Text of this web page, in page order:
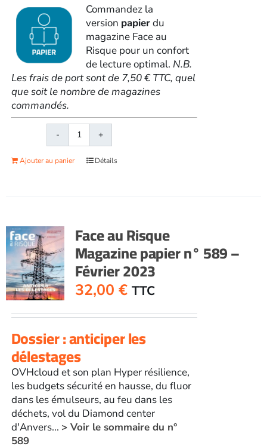
Commandez la
version papierdu
magazine Face au
Risque pour un confort
de lecture optimal. N.B.
Les frais de port sont de 7,50 € TTC, quel
que soit le nombre de magazines
commandés.
quantité
de
Face
586
-
Octobre
2022
Ajouter au panier Détails
Face au Risque
Magazine papier n° 589 –
Février 2023
32,00 € TTC
Dossier : anticiper les
délestages
OVHcloud et son plan Hyper résilience,
les budgets sécurité en hausse, du fluor
dans les émulseurs, au feu dans les
déchets, vol du Diamond center
d'Anvers... > Voir le sommaire du n°
589